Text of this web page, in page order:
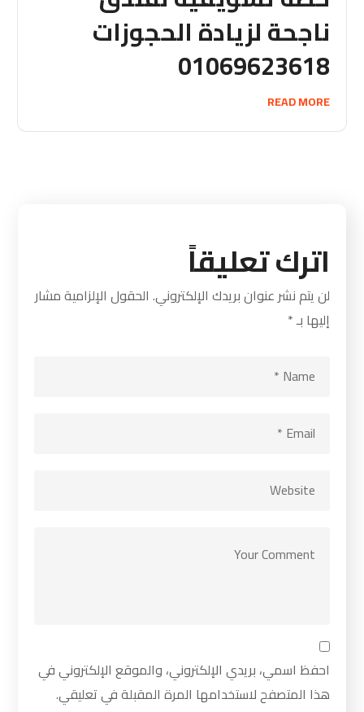
ناجحة لزيادة الحجوزات
01069623618
READ MORE
اترك تعليقاً
لن يتم نشر عنوان بريدك الإلكتروني. الحقول الإلزامية مشار
إليها بـ*
احفظ اسمي، بريدي الإلكتروني، والموقع الإلكتروني في
هذا المتصفح لاستخدامها المرة المقبلة في تعليقي.